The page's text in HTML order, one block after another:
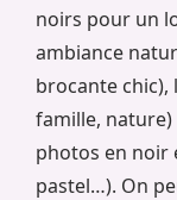
noirs pour un
ambiance
brocante chic),
famille,
photos en noir
pastel…). On